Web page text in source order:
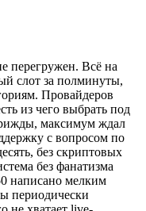
перегружен. Всё на
слот за полминуты,
Провайдеров
из чего выбрать под
максимум ждал
с вопросом по
без скриптовых
без фанатизма
написано мелким
периодически